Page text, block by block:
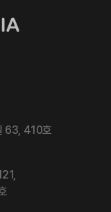
63, 410호